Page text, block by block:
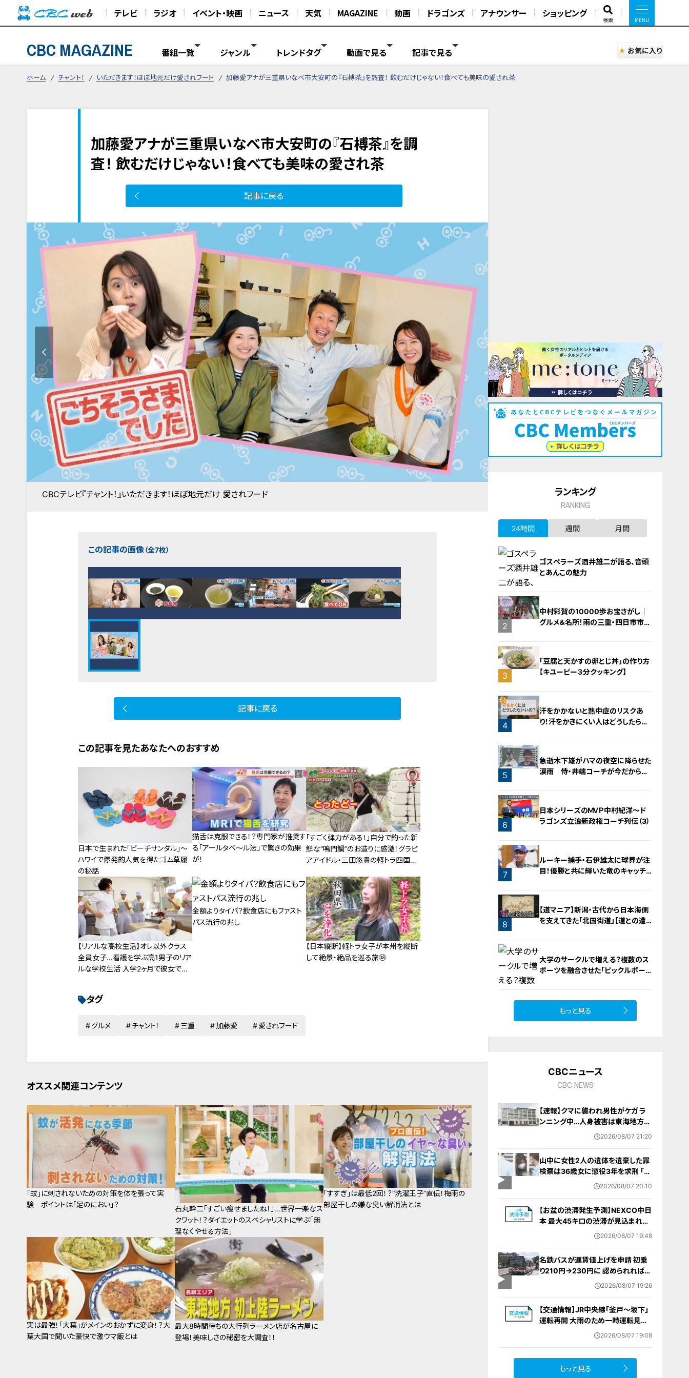
テレビ ラジオ イベント・映画 ニュース 天気 MAGAZINE 動画 ドラゴンズ アナウンサー ショッピング
検索
CBC MAGAZINE 番組一覧 ジャンル トレンドタグ 動画で見る 記事で見る お気に入り
ホーム チャント！ いただきます！ほぼ地元だけ愛されフード 加藤愛アナが三重県いなべ市大安町の『石榑茶』を調査！ 飲むだけじゃない！食べても美味の愛され茶
加藤愛アナが三重県いなべ市大安町の『石榑茶』を調
査！ 飲むだけじゃない！食べても美味の愛され茶
記事に戻る
CBCテレビ『チャント！』いただきます！ほぼ地元だけ 愛されフード
この記事の画像（全7枚）
記事に戻る
この記事を見たあなたへのおすすめ
日本で生まれた「ビーチサンダル」～
ハワイで爆発的人気を得たゴム草履
の秘話
猫舌は克服できる！？専門家が推奨す
る「アールタベ～ル法」で驚きの効果
が！
「すごく弾力がある！」自分で釣った新
鮮な“鳴門鯛”のお造りに感激！グラビ
アアイドル・三田悠貴の軽トラ四国一
【リアルな高校生活】オレ以外クラス
全員女子…看護を学ぶ高1男子のリア
ルな学校生活 入学2ヶ月で彼女でき
金額よりタイパ？飲食店にもファスト
パス流行の兆し
【日本縦断】軽トラ女子が本州を縦断
して絶景・絶品を巡る旅㊳
タグ
グルメ チャント！ 三重 加藤愛 愛されフード
オススメ関連コンテンツ
「蚊」に刺されないための対策を体を張って実
験 ポイントは「足のにおい」？
石丸幹二「すごい痩せましたね！」…世界一楽なス
クワット！？ダイエットのスペシャリストに学ぶ「無
理なくやせる方法」
「すすぎ」は最低2回！？“洗濯王子”直伝！梅雨の
部屋干しの嫌な臭い解消法とは
実は最強！「大葉」がメインのおかずに変身！？大
葉大国で聞いた豪快で激ウマ飯とは
最大8時間待ちの大行列ラーメン店が名古屋に
登場！美味しさの秘密を大調査！！
ランキング
RANKING
24時間 週間 月間
1
ゴスペラーズ酒井雄二が語る、音頭
とあんこの魅力
2
中村彩賀の10000歩お宝さがし｜
グルメ＆名所！雨の三重・四日市市で
3
「豆腐と天かすの卵とじ丼」の作り方
【キユーピー３分クッキング】
4
汗をかかないと熱中症のリスクあ
り！汗をかきにくい人はどうしたらい
5
急逝木下雄がハマの夜空に降らせた
涙雨 侍・井端コーチが今だから明
6
日本シリーズのＭＶＰ中村紀洋～ド
ラゴンズ立浪新政権コーチ列伝（3）
7
ルーキー捕手・石伊雄太に球界が注
目！優勝と共に輝いた竜のキャッチャ
8
【道マニア】新潟・古代から日本海側
を支えてきた「北国街道」【道との遭
大学のサークルで増える？複数のス
ポーツを融合させた「ピックルボー
もっと見る
CBCニュース
CBC NEWS
【速報】クマに襲われ男性がケガ ラ
ンニング中…人身被害は東海地方で
今シーズン初めて 岐阜県高山市
2026/08/07 21:20
山中に女性2人の遺体を遺棄した罪
検察は36歳女に懲役3年を求刑 ｢遺
棄時に近くに居続けたこと自体が重
2026/08/07 20:10
【お盆の渋滞発生予測】NEXCO中日
本 最大45キロの渋滞が見込まれる
区間も… 中央道・東名・新東名・東名
2026/08/07 19:48
名鉄バスが運賃値上げを申請 初乗
り210円→230円に 認められれば
12月から全路線で平均1割程度の値
2026/08/07 19:26
【交通情報】JR中央線「釜戸～坂下」
運転再開 大雨のため一時運転見合
2026/08/07 19:08
もっと見る